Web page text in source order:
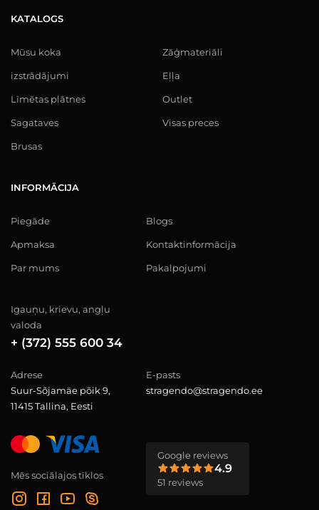
KATALOGS
Mūsu koka
izstrādājumi
Līmētas plātnes
Sagataves
Brusas
Zāģmateriāli
Eļļa
Outlet
Visas preces
INFORMĀCIJA
Piegāde
Apmaksa
Par mums
Blogs
Kontaktinformācija
Pakalpojumi
Igauņu, krievu, angļu
valoda
+ (372) 555 600 34
Adrese
Suur-Sõjamäe põik 9,
11415 Tallina, Eesti
E-pasts
stragendo@stragendo.ee
Mēs sociālajos tīklos
Google reviews
4.9
51 reviews